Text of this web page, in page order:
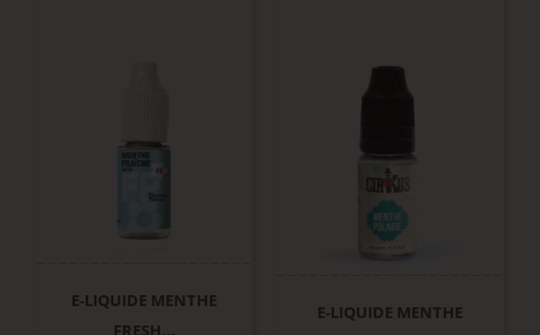
E-LIQUIDE MENTHE
FRESH...
E-LIQUIDE MENTHE